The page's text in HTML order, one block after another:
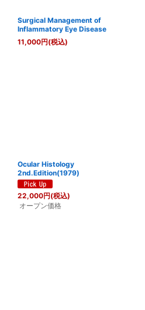
Surgical Management of
Inflammatory Eye Disease
11,000円(税込)
Ocular Histology
2nd.Edition(1979)
22,000円(税込)
オープン価格